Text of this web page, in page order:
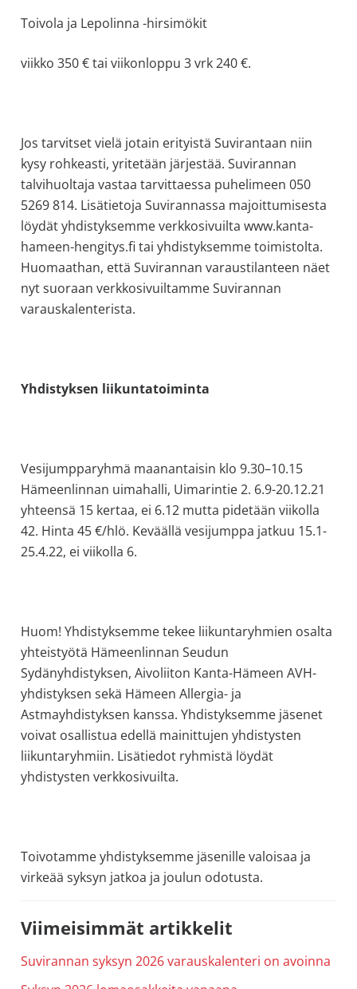
Toivola ja Lepolinna -hirsimökit
viikko 350 € tai viikonloppu 3 vrk 240 €.
Jos tarvitset vielä jotain erityistä Suvirantaan niin
kysy rohkeasti, yritetään järjestää. Suvirannan
talvihuoltaja vastaa tarvittaessa puhelimeen 050
5269 814. Lisätietoja Suvirannassa majoittumisesta
löydät yhdistyksemme verkkosivuilta www.kanta-
hameen-hengitys.fi tai yhdistyksemme toimistolta.
Huomaathan, että Suvirannan varaustilanteen näet
nyt suoraan verkkosivuiltamme Suvirannan
varauskalenterista.
Yhdistyksen liikuntatoiminta
Vesijumpparyhmä maanantaisin klo 9.30–10.15
Hämeenlinnan uimahalli, Uimarintie 2. 6.9-20.12.21
yhteensä 15 kertaa, ei 6.12 mutta pidetään viikolla
42. Hinta 45 €/hlö. Keväällä vesijumppa jatkuu 15.1-
25.4.22, ei viikolla 6.
Huom! Yhdistyksemme tekee liikuntaryhmien osalta
yhteistyötä Hämeenlinnan Seudun
Sydänyhdistyksen, Aivoliiton Kanta-Hämeen AVH-
yhdistyksen sekä Hämeen Allergia- ja
Astmayhdistyksen kanssa. Yhdistyksemme jäsenet
voivat osallistua edellä mainittujen yhdistysten
liikuntaryhmiin. Lisätiedot ryhmistä löydät
yhdistysten verkkosivuilta.
Toivotamme yhdistyksemme jäsenille valoisaa ja
virkeää syksyn jatkoa ja joulun odotusta.
Ensisijainen
sivupalkki
Viimeisimmät artikkelit
Suvirannan syksyn 2026 varauskalenteri on avoinna